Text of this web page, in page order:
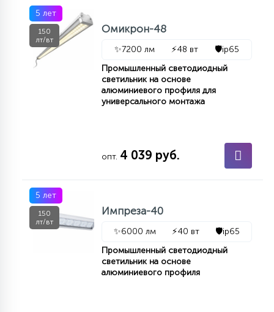
5 лет
150
лт/вт
Омикрон-48
✨7200 лм ⚡48 вт 🛡️ip65
Промышленный светодиодный
светильник на основе
алюминиевого профиля для
универсального монтажа
опт. 4 039 руб.
5 лет
150
лт/вт
Импреза-40
✨6000 лм ⚡40 вт 🛡️ip65
Промышленный светодиодный
светильник на основе
алюминиевого профиля